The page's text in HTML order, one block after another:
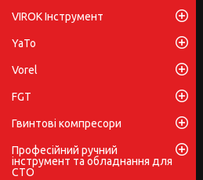
VIROK Інструмент
YaTo
Vorel
FGT
Гвинтові компресори
Професійний ручний
інструмент та обладнання для
СТО